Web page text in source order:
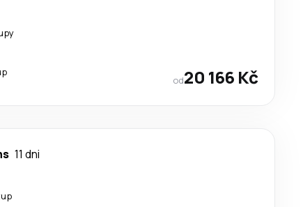
od20 166 Kč
11 dni